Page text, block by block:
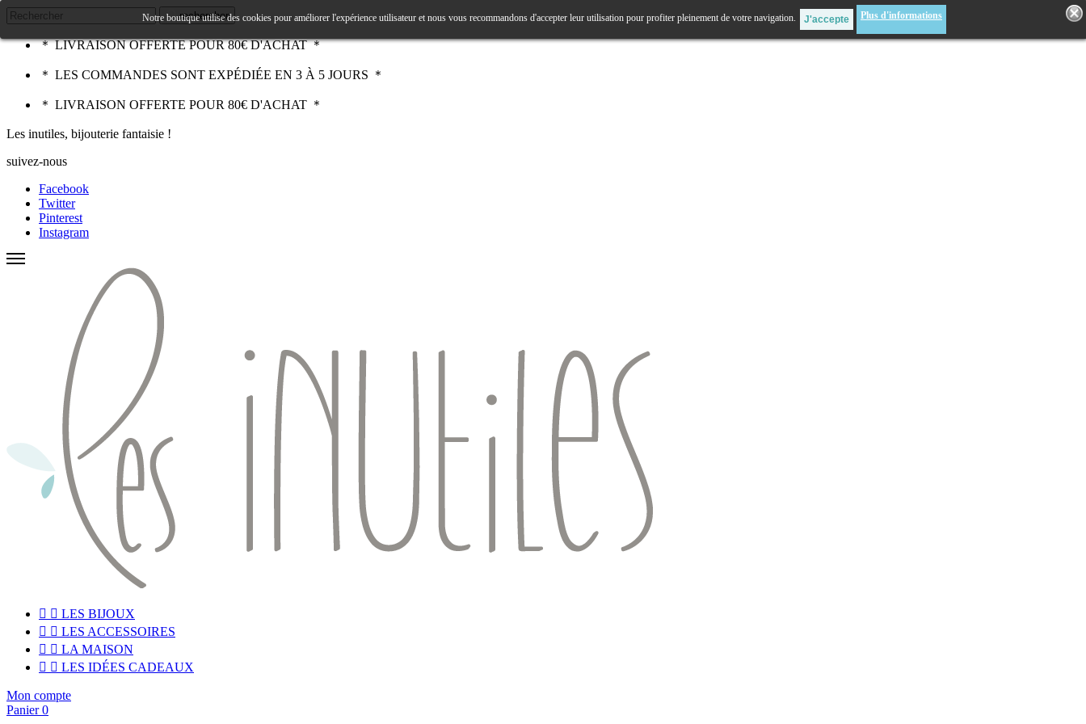
rechercher
＊ LIVRAISON OFFERTE POUR 80€ D'ACHAT ＊
＊ LES COMMANDES SONT EXPÉDIÉE EN 3 À 5 JOURS ＊
＊ LIVRAISON OFFERTE POUR 80€ D'ACHAT ＊
Les inutiles, bijouterie fantaisie !
suivez-nous
Facebook
Twitter
Pinterest
Instagram
  LES BIJOUX
  LES ACCESSOIRES
  LA MAISON
  LES IDÉES CADEAUX
Mon compte
Panier 0
Notre boutique utilise des cookies pour améliorer l'expérience utilisateur et nous vous recommandons d'accepter leur utilisation pour profiter pleinement de votre navigation. Plus d'informations